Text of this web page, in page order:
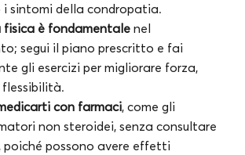
sintomi della condropatia.
fisica è fondamentale nel
segui il piano prescritto e fai
gli esercizi per migliorare forza,
con farmaci, come gli
non steroidei, senza consultare
poiché possono avere effetti